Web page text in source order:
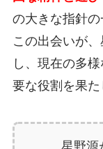
の大きな指針の
この出会いが
し、現在の多
要な役割を果た